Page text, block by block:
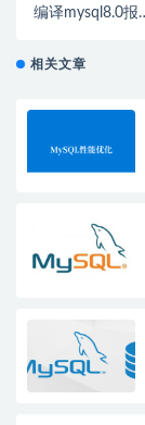
编译mysql8.0报
found的解决办法
相关文章